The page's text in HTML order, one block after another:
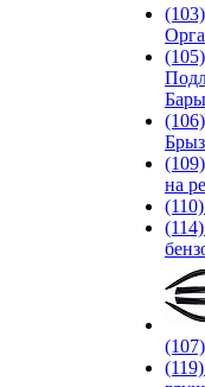
(105)
Бары
(106)
на